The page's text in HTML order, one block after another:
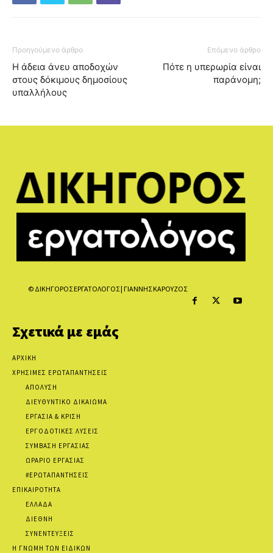
Προηγούμενο άρθρο
Η άδεια άνευ αποδοχών
στους δόκιμους δημοσίους
υπαλλήλους
Επόμενο άρθρο
Πότε η υπερωρία είναι
παράνομη;
© ΔΙΚΗΓΟΡΟΣ ΕΡΓΑΤΟΛΟΓΟΣ | ΓΙΑΝΝΗΣ ΚΑΡΟΥΖΟΣ
Σχετικά με εμάς
ΑΡΧΙΚΗ
ΧΡΗΣΙΜΕΣ ΕΡΩΤΑΠΑΝΤΗΣΕΙΣ
ΑΠΟΛΥΣΗ
ΔΙΕΥΘΥΝΤΙΚΟ ΔΙΚΑΙΩΜΑ
ΕΡΓΑΣΙΑ & ΚΡΙΣΗ
ΕΡΓΟΔΟΤΙΚΕΣ ΛΥΣΕΙΣ
ΣΥΜΒΑΣΗ ΕΡΓΑΣΙΑΣ
ΩΡΑΡΙΟ ΕΡΓΑΣΙΑΣ
#ΕΡΩΤΑΠΑΝΤΗΣΕΙΣ
ΕΠΙΚΑΙΡΟΤΗΤΑ
ΕΛΛΑΔΑ
ΔΙΕΘΝΗ
ΣΥΝΕΝΤΕΥΞΕΙΣ
Η ΓΝΩΜΗ ΤΩΝ ΕΙΔΙΚΩΝ